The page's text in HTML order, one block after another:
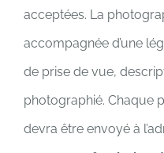
acceptées. La
accompagnée d’une
de prise de vue,
photographié. Chaque
devra être envoyé à